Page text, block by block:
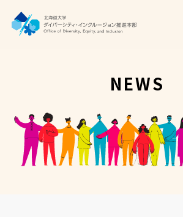
推進本部について
アクセス・お問い合わせ
NEWS